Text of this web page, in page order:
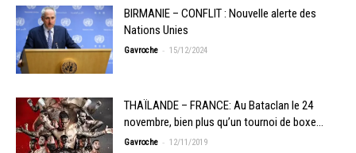
BIRMANIE – CONFLIT : Nouvelle alerte des
Nations Unies
Gavroche - 15/12/2024
THAÏLANDE – FRANCE: Au Bataclan le 24
novembre, bien plus qu’un tournoi de boxe…
Gavroche - 12/11/2019